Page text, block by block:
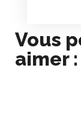
Vous
aimer :